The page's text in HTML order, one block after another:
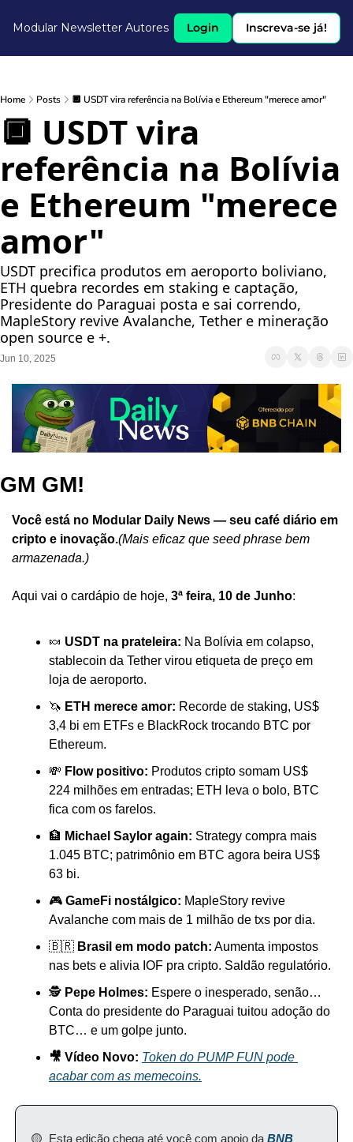
Modular Newsletter Autores Login Inscreva-se já!
Home Posts 🔲 USDT vira referência na Bolívia e Ethereum "merece amor"
🔲 USDT vira
referência na Bolívia
e Ethereum "merece
amor"
USDT precifica produtos em aeroporto boliviano,
ETH quebra recordes em staking e captação,
Presidente do Paraguai posta e sai correndo,
MapleStory revive Avalanche, Tether e mineração
open source e +.
Jun 10, 2025
GM GM!
Você está no Modular Daily News — seu café diário em
cripto e inovação.(Mais eficaz que seed phrase bem
armazenada.)
Aqui vai o cardápio de hoje, 3ª feira, 10 de Junho:
🍬 USDT na prateleira: Na Bolívia em colapso,
stablecoin da Tether virou etiqueta de preço em
loja de aeroporto.
🦄 ETH merece amor: Recorde de staking, US$
3,4 bi em ETFs e BlackRock trocando BTC por
Ethereum.
💸 Flow positivo: Produtos cripto somam US$
224 milhões em entradas; ETH leva o bolo, BTC
fica com os farelos.
🏦 Michael Saylor again: Strategy compra mais
1.045 BTC; patrimônio em BTC agora beira US$
63 bi.
🎮 GameFi nostálgico: MapleStory revive
Avalanche com mais de 1 milhão de txs por dia.
🇧🇷 Brasil em modo patch: Aumenta impostos
nas bets e alivia IOF pra cripto. Saldão regulatório.
🕵️ Pepe Holmes: Espere o inesperado, senão…
Conta do presidente do Paraguai tuitou adoção do
BTC… e um golpe junto.
🎥 Vídeo Novo: Token do PUMP FUN pode
acabar com as memecoins.
🟡  Esta edição chega até você com apoio da BNB